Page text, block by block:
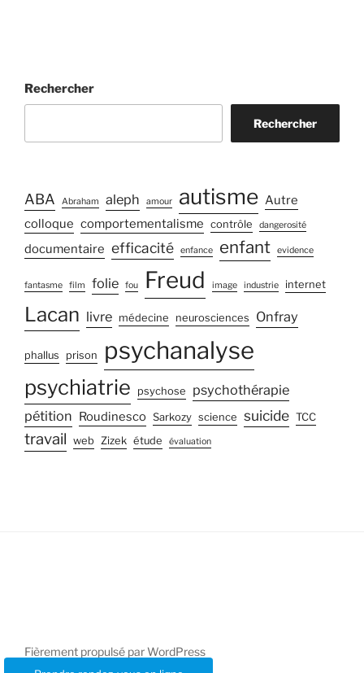
Rechercher
Rechercher
ABA Abraham aleph amour autisme Autre
colloque comportementalisme contrôle dangerosité
documentaire efficacité enfance enfant evidence
fantasme film folie fou Freud image industrie internet
Lacan livre médecine neurosciences Onfray
phallus prison psychanalyse
psychiatrie psychose
psychothérapie
pétition Roudinesco Sarkozy science suicide TCC
travail web Zizek étude évaluation
Fièrement propulsé par WordPress